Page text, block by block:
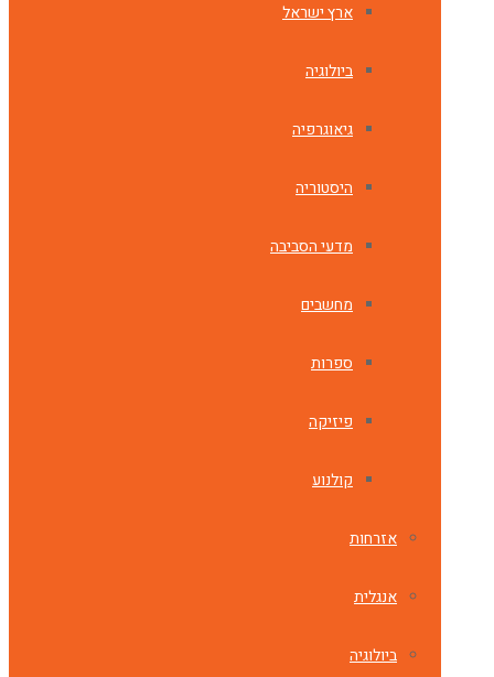
ארץ ישראל
ביולוגיה
גיאוגרפיה
היסטוריה
מדעי הסביבה
מחשבים
ספרות
פיזיקה
קולנוע
אזרחות
אנגלית
ביולוגיה